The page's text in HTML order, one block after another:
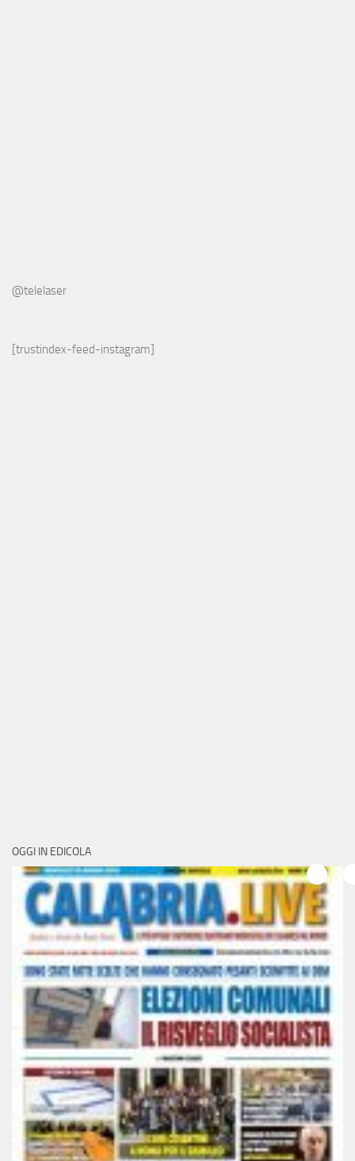
@telelaser
[trustindex-feed-instagram]
OGGI IN EDICOLA